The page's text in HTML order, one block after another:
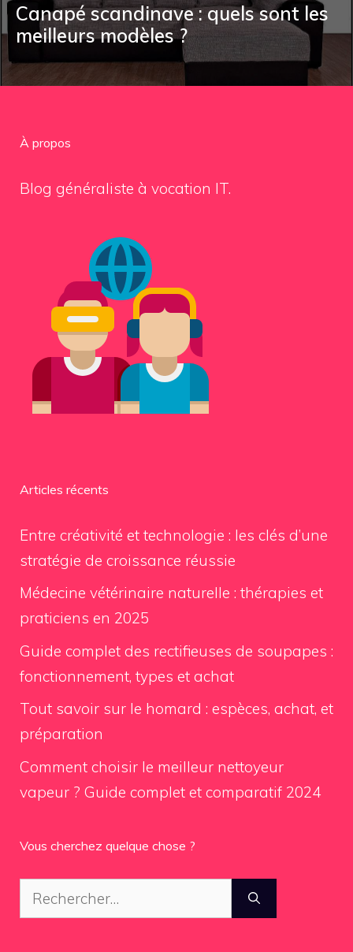
Canapé scandinave : quels sont les
meilleurs modèles ?
À propos
Blog généraliste à vocation IT.
Articles récents
Entre créativité et technologie : les clés d’une
stratégie de croissance réussie
Médecine vétérinaire naturelle : thérapies et
praticiens en 2025
Guide complet des rectifieuses de soupapes :
fonctionnement, types et achat
Tout savoir sur le homard : espèces, achat, et
préparation
Comment choisir le meilleur nettoyeur
vapeur ? Guide complet et comparatif 2024
Vous cherchez quelque chose ?
Rechercher :